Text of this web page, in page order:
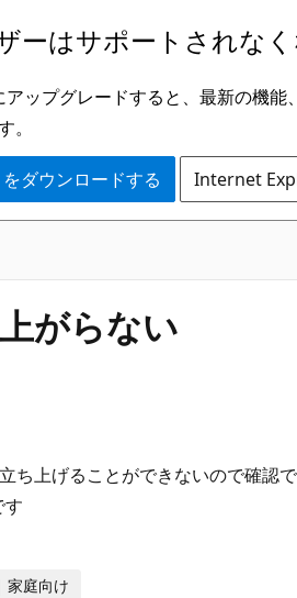
ーはサポートされなく
ップグレードすると、最新の機能
。
ダウンロードする Internet
らない
げることができないので確認
庭向け